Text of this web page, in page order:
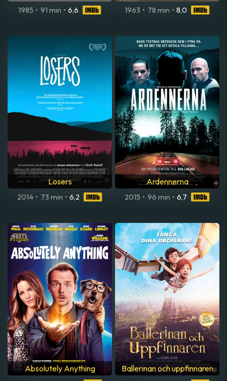
1985 • 91 min • 6,6 1963 • 78 min • 8,0
Losers
2014 • 73 min • 6,2
Ardennerna
2015 • 96 min • 6,7
Absolutely Anything Ballerinan och uppfinnaren